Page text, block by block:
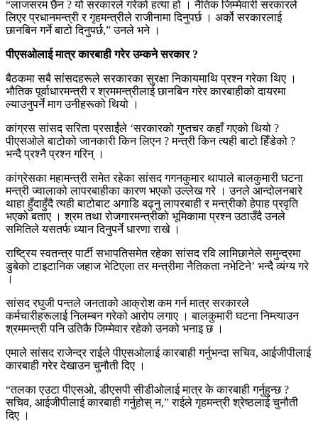
“लाजसरम छैन ? यो सरकारले गरेको हत्या हो । नैतिक जिम्मेवारी सरकारले
लिएर प्रधानमन्त्री र गृहमन्त्रीले राजीनामा दिनुपर्छ । अर्को सरकारलाई
छानबिन गर्ने बाटो दिनुपर्छ,” उनले भने ।
पीएसओलाई मात्र कारबाही गरेर उम्कने सरकार ?
बैठकमा सबै सांसदहरूले सरकारका सुरक्षा निकायमाथि प्रश्न गरेका थिए ।
भौतिक पूर्वाधारमन्त्री र श्रममन्त्रीलाई छानबिन गरेर कारबाहीको दायरमा
ल्याउनुपर्ने माग उनीहरूको थियो ।
कांग्रस सांसद सरिता प्रसाईंले ‘सरकारको गुप्तचर कहाँ गएको थियो ?
पीएसओले बाटोको जानकारी किन लिएन ? मन्त्री किन त्यही बाटो हिँडेको ?
भन्दै प्रश्नै प्रश्न गरिन् ।
कांग्रेसका महामन्त्री समेत रहेका सांसद गगनकुमार थापाले बालकुमारी घटना
मन्त्री ज्वालाको लापरबाहीका कारण भएको उल्लेख गरे । उनले आन्दोलनबारे
थाहा हुँदाहुँदै त्यही बाटोबाट अगाडि बढ्नु लापरबाही र मन्त्रीको हेपाह प्रवृति
भएको बताए । श्रम तथा रोजगारमन्त्रीको भूमिकामा प्रश्न उठाउँदै उनले
समितिले यसतर्फ ध्यान दिनुपर्ने धारणा राखे ।
राष्ट्रिय स्वतन्त्र पार्टी सभापतिसमेत रहेका सांसद रवि लामिछानेले समुन्द्रमा
डुबेको टाइटानिक जहाज भेटिएला तर मन्त्रीमा नैतिकता नभेटिने’ भन्दै व्यंग्य गरे
।
सांसद रघुजी पन्तले जनताको आक्रोश कम गर्न मात्र सरकारले
कर्मचारीहरूलाई निलम्बन गरेको आरोप लगाए । बालकुमारी घटना निम्त्याउन
श्रममन्त्री पनि उतिकै जिम्मेवार रहेको उनको भनाइ छ ।
एमाले सांसद राजेन्द्र राईले पीएसओलाई कारबाही गर्नुभन्दा सचिव, आईजीपीलाई
कारबाही गरेर देखाउन चुनौती दिए ।
“तलका एउटा पीएसओ, डीएसपी सीडीओलाई मात्र के कारबाही गर्नुहुन्छ ?
सचिव, आईजीपीलाई कारबाही गर्नुहोस् न,” राईले गृहमन्त्री श्रेष्ठलाई चुनौती
दिए ।